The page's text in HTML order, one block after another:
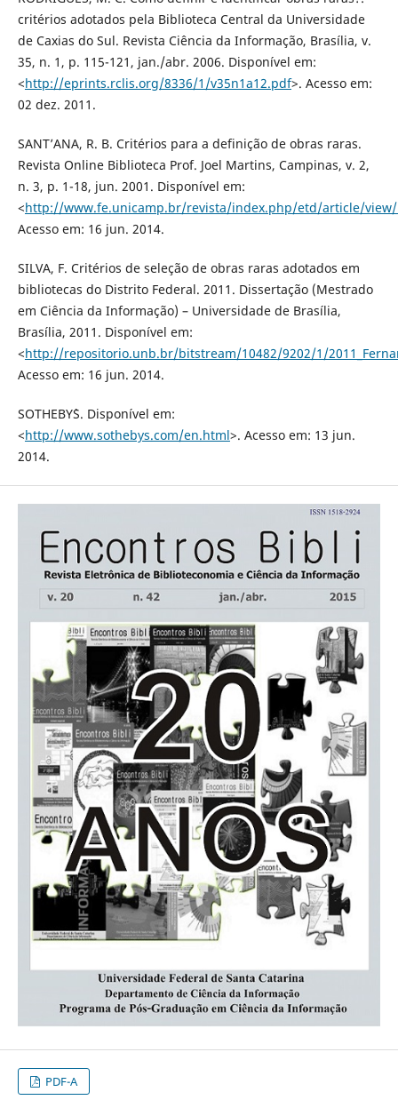
critérios adotados pela Biblioteca Central da Universidade
de Caxias do Sul. Revista Ciência da Informação, Brasília, v.
35, n. 1, p. 115-121, jan./abr. 2006. Disponível em:
<http://eprints.rclis.org/8336/1/v35n1a12.pdf>. Acesso em:
02 dez. 2011.
SANT’ANA, R. B. Critérios para a definição de obras raras.
Revista Online Biblioteca Prof. Joel Martins, Campinas, v. 2,
n. 3, p. 1-18, jun. 2001. Disponível em:
<http://www.fe.unicamp.br/revista/index.php/etd/article/view/
Acesso em: 16 jun. 2014.
SILVA, F. Critérios de seleção de obras raras adotados em
bibliotecas do Distrito Federal. 2011. Dissertação (Mestrado
em Ciência da Informação) – Universidade de Brasília,
Brasília, 2011. Disponível em:
<http://repositorio.unb.br/bitstream/10482/9202/1/
Acesso em: 16 jun. 2014.
SOTHEBY`S. Disponível em:
<http://www.sothebys.com/en.html>. Acesso em: 13 jun.
2014.
PDF-A